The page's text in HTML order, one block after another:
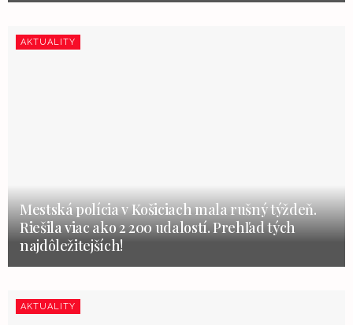
AKTUALITY
Mestská polícia v Košiciach mala rušný týždeň.
Riešila viac ako 2 200 udalostí. Prehľad tých
najdôležitejších!
AKTUALITY